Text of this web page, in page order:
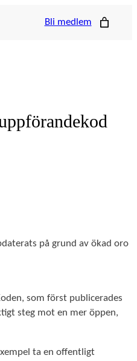
Bli medlem
på grund av ökad oro
som först publicerades
steg mot en mer öppen,
ta en offentligt